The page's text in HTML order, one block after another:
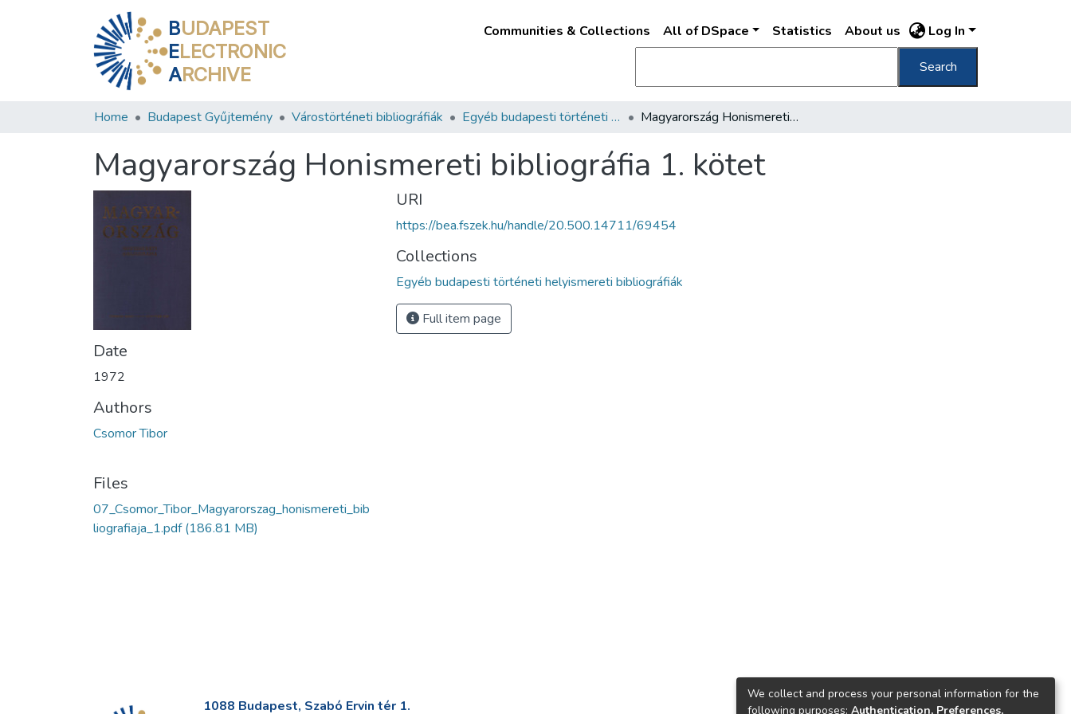
BUDAPEST
ELECTRONIC
ARCHIVE
Communities & Collections All of DSpace Statistics About us Log In
Search
Home Budapest Gyűjtemény Várostörténeti bibliográfiák Egyéb budapesti történeti helyismereti bibliográfiák Magyarország Honismereti bibliográfia 1. kötet
Magyarország Honismereti bibliográfia 1. kötet
Date
1972
Authors
Csomor Tibor
Files
07_Csomor_Tibor_Magyarorszag_honismereti_bib
liografiaja_1.pdf(186.81 MB)
URI
https://bea.fszek.hu/handle/20.500.14711/69454
Collections
Egyéb budapesti történeti helyismereti bibliográfiák
Full item page
1088 Budapest, Szabó Ervin tér 1.
We collect and process your personal information for the
following purposes: Authentication, Preferences,